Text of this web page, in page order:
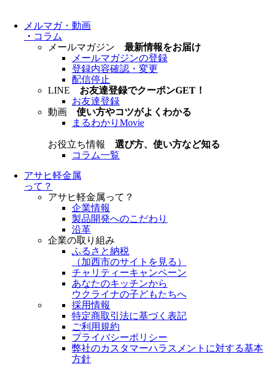
メルマガ・動画
・ コラム
メールマガジン 最新情報をお届け
メールマガジンの登録
登録内容確認・変更
配信停止
LINE お友達登録でクーポンGET！
お友達登録
動画 使い方やコツがよくわかる
まるわかりMovie
お役立ち情報 選び方、使い方など知る
コラム一覧
アサヒ軽金属
って？
アサヒ軽金属って？
企業情報
製品開発へのこだわり
沿革
企業の取り組み
ふるさと納税
（加西市のサイトを見る ）
チャリティーキャンペーン
あなたのキッチンから
ウクライナの子どもたちへ
採用情報
特定商取引法に基づく表記
ご利用規約
プライバシーポリシー
弊社のカスタマーハラスメントに対する基本
方針